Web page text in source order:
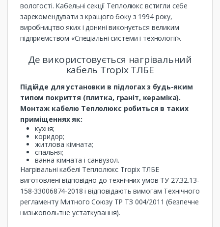
вологості. Кабельні секції Теплолюкс встигли себе
зарекомендувати з кращого боку з 1994 року,
виробництво яких і донині виконується великим
підприємством «Спеціальні системи і технології».
Де використовується нагрівальний
кабель Tropix ТЛБЕ
Підійде для установки в підлогах з будь-яким
типом покриття (плитка, граніт, кераміка).
Монтаж кабелю Теплолюкс робиться в таких
приміщеннях як:
кухня;
коридор;
житлова кімната;
спальня;
ванна кімната і санвузол.
Нагрівальні кабелі Теплолюкс Tropix ТЛБЕ
виготовлені відповідно до технічних умов ТУ 27.32.13-
158-33006874-2018 і відповідають вимогам Технічного
регламенту Митного Союзу ТР ТЗ 004/2011 (безпечне
низьковольтне устаткування).